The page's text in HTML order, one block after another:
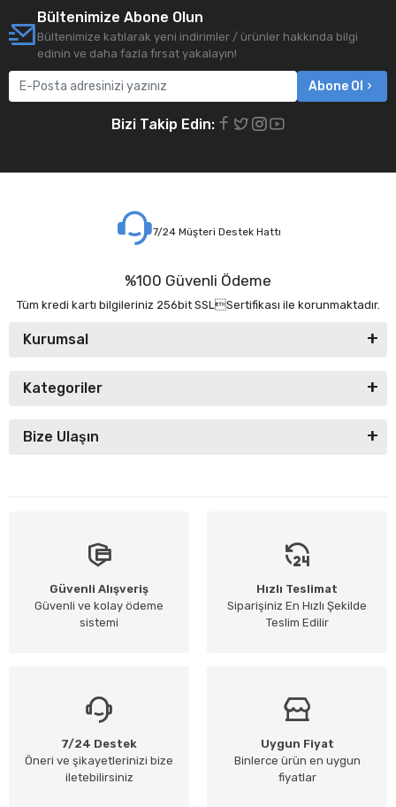
Bültenimize Abone Olun
Bültenimize katılarak yeni indirimler / ürünler hakkında bilgi
edinin ve daha fazla fırsat yakalayın!
Abone Ol
Bizi Takip Edin:
7/24 Müşteri Destek Hattı
%100 Güvenli Ödeme
Tüm kredi kartı bilgileriniz 256bit SSLSertifikası ile korunmaktadır.
Kurumsal
Kategoriler
Bize Ulaşın
Güvenli Alışveriş
Güvenli ve kolay ödeme
sistemi
Hızlı Teslimat
Siparişiniz En Hızlı Şekilde
Teslim Edilir
7/24 Destek
Öneri ve şikayetlerinizi bize
iletebilirsiniz
Uygun Fiyat
Binlerce ürün en uygun
fiyatlar